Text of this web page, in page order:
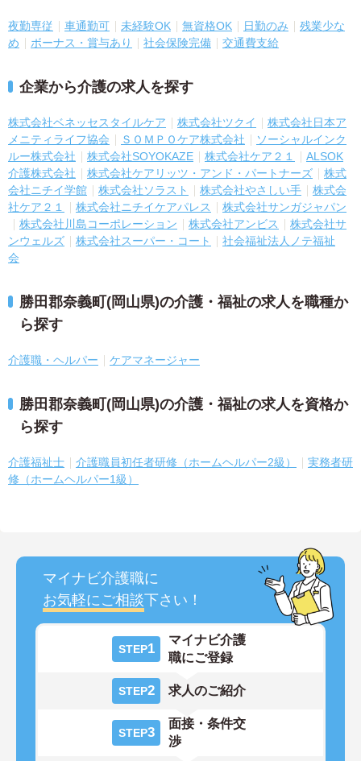
夜勤専従 車通勤可 未経験OK 無資格OK 日勤のみ
残業少な
め
ボーナス・賞与あり 社会保険完備 交通費支給
企業から介護の求人を探す
株式会社ベネッセスタイルケア 株式会社ツクイ
株式会社日本ア
メニティライフ協会
ＳＯＭＰＯケア株式会社
ソーシャルインク
ルー株式会社
株式会社SOYOKAZE 株式会社ケア２１
ALSOK
介護株式会社
株式会社ケアリッツ・アンド・パートナーズ
株式
会社ニチイ学館
株式会社ソラスト 株式会社やさしい手
株式会
社ケア２１
株式会社ニチイケアパレス
株式会社サンガジャパン
株式会社川島コーポレーション
株式会社アンビス
株式会社サ
ンウェルズ
株式会社スーパー・コート
社会福祉法人ノテ福祉
会
勝田郡奈義町(岡山県)の介護・福祉の求人を職種か
ら探す
介護職・ヘルパー ケアマネージャー
勝田郡奈義町(岡山県)の介護・福祉の求人を資格か
ら探す
介護福祉士 介護職員初任者研修（ホームヘルパー2級）
実務者研
修（ホームヘルパー1級）
マイナビ介護職に
お気軽にご相談下さい！
STEP1
マイナビ介護
職にご登録
STEP2 求人のご紹介
STEP3
面接・条件交
渉